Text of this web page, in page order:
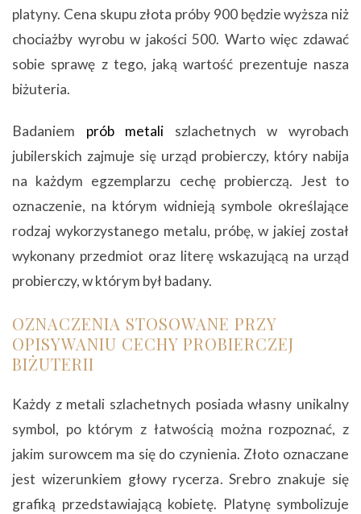
platyny. Cena skupu złota próby 900 będzie wyższa niż
chociażby wyrobu w jakości 500. Warto więc zdawać
sobie sprawę z tego, jaką wartość prezentuje nasza
biżuteria.
Badaniem prób metali szlachetnych w wyrobach
jubilerskich zajmuje się urząd probierczy, który nabija
na każdym egzemplarzu cechę probierczą. Jest to
oznaczenie, na którym widnieją symbole określające
rodzaj wykorzystanego metalu, próbę, w jakiej został
wykonany przedmiot oraz literę wskazującą na urząd
probierczy, w którym był badany.
OZNACZENIA STOSOWANE PRZY
OPISYWANIU CECHY PROBIERCZEJ
BIŻUTERII
Każdy z metali szlachetnych posiada własny unikalny
symbol, po którym z łatwością można rozpoznać, z
jakim surowcem ma się do czynienia. Złoto oznaczane
jest wizerunkiem głowy rycerza. Srebro znakuje się
grafiką przedstawiającą kobietę. Platynę symbolizuje